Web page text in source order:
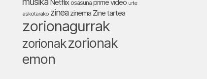
Netflix osasuna prime video urte
askotarako zinea zinema Zine tartea
zorionagurrak
zorionakzorionak
emon